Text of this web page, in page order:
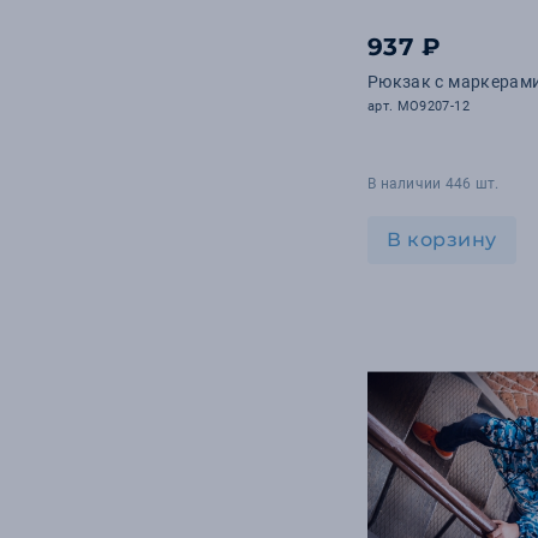
937 ₽
Рюкзак с
арт. MO9207-12
В наличии 446 шт.
В корзину